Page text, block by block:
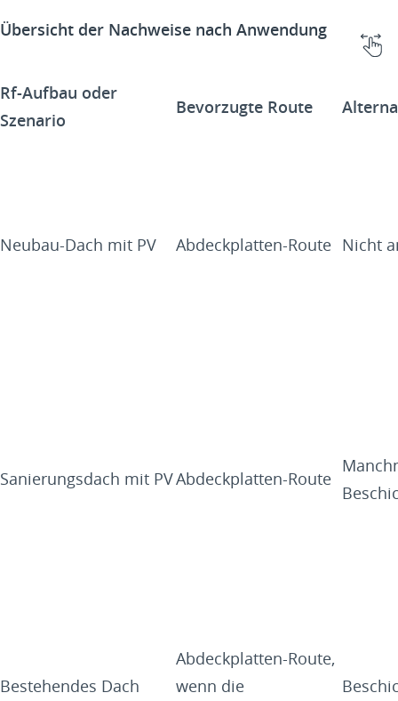
Übersicht der Nachweise nach Anwendung
Rf-Aufbau oder
Szenario
Bevorzugte Route
Neubau-Dach mit PV Abdeckplatten-Route Nicht
Sanierungsdach mit PVAbdeckplatten-Route
Bestehendes Dach
Abdeckplatten-Route,
wenn die